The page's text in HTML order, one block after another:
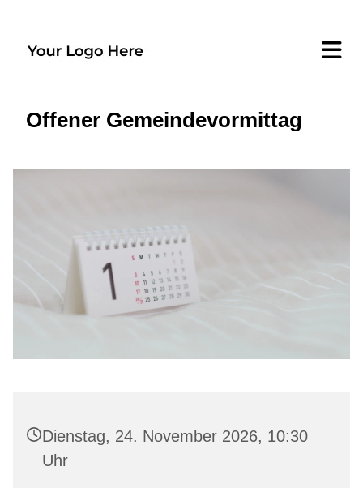
Offener Gemeindevormittag
Dienstag, 24. November 2026, 10:30
Uhr